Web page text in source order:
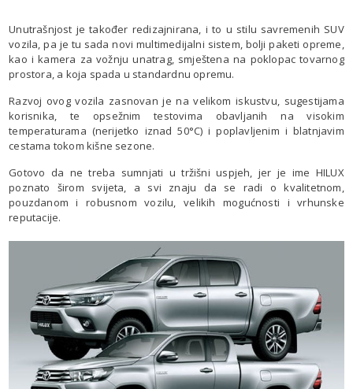
Unutrašnjost je također redizajnirana, i to u stilu savremenih SUV
vozila, pa je tu sada novi multimedijalni sistem, bolji paketi opreme,
kao i kamera za vožnju unatrag, smještena na poklopac tovarnog
prostora, a koja spada u standardnu opremu.
Razvoj ovog vozila zasnovan je na velikom iskustvu, sugestijama
korisnika, te opsežnim testovima obavljanih na visokim
temperaturama (nerijetko iznad 50°C) i poplavljenim i blatnjavim
cestama tokom kišne sezone.
Gotovo da ne treba sumnjati u tržišni uspjeh, jer je ime HILUX
poznato širom svijeta, a svi znaju da se radi o kvalitetnom,
pouzdanom i robusnom vozilu, velikih mogućnosti i vrhunske
reputacije.